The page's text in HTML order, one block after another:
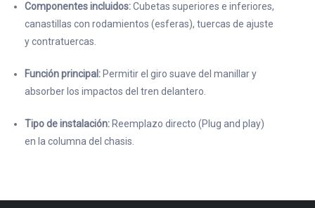
Componentes incluidos:Cubetas superiores e inferiores,
canastillas con rodamientos (esferas), tuercas de ajuste
y contratuercas.
Función principal: Permitir el giro suave del manillar y
absorber los impactos del tren delantero.
Tipo de instalación: Reemplazo directo (Plug and play)
en la columna del chasis.